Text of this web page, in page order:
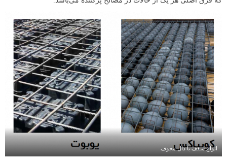
انواع سقف با دال مجوف